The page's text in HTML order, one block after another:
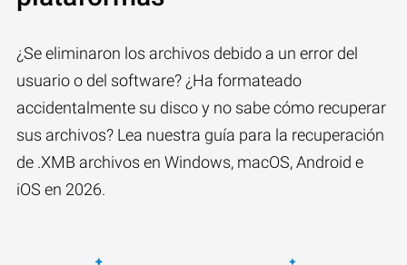
¿Se eliminaron los archivos debido a un error del
usuario o del software? ¿Ha formateado
accidentalmente su disco y no sabe cómo recuperar
sus archivos? Lea nuestra guía para la recuperación
de .XMB archivos en Windows, macOS, Android e
iOS en 2026.